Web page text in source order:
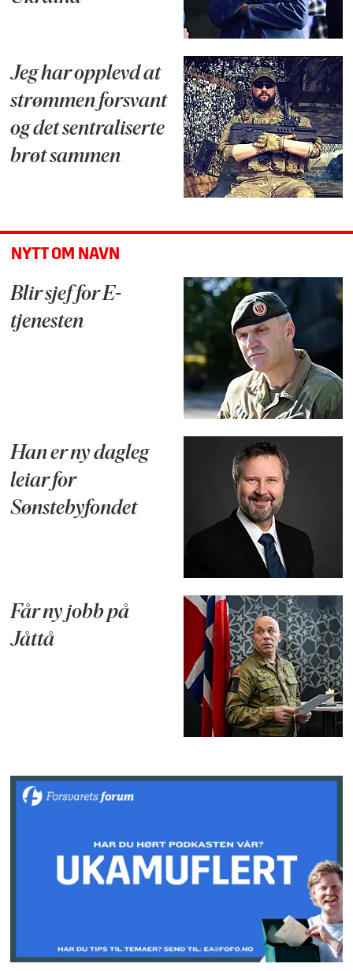
Jeg har opplevd at
strømmen forsvant
og det sentraliserte
brøt sammen
NYTT OM NAVN
Blir sjef for E-
tjenesten
Han er ny dagleg
leiar for
Sønstebyfondet
Får ny jobb på
Jåttå